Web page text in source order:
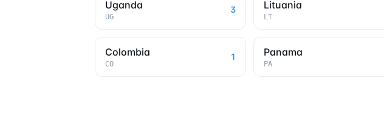
Uganda
UG
3 Lituania
LT
Colombia
CO
1 Panama
PA